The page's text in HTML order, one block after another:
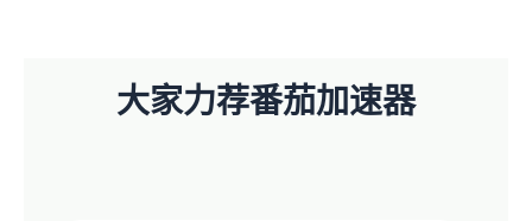
大家力荐番茄加速器